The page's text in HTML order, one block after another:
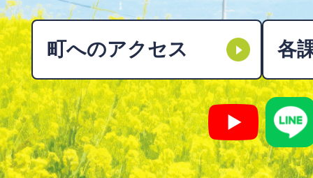
町へのアクセス 各